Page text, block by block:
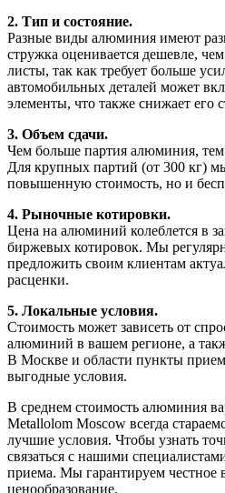
2. Тип и состояние.
Разные виды алюминия имеют
стружка оценивается дешевле,
листы, так как требует больше
автомобильных деталей может
элементы, что также снижает его
3. Объем сдачи.
Чем больше партия алюминия,
Для крупных партий (от 300 кг)
повышенную стоимость, но и
4. Рыночные котировки.
Цена на алюминий колеблется в
биржевых котировок. Мы
предложить своим клиентам
расценки.
5. Локальные условия.
Стоимость может зависеть от
алюминий в вашем регионе, а
В Москве и области пункты
выгодные условия.
В среднем стоимость алюминия
Metallolom Moscow всегда
лучшие условия. Чтобы узнать
связаться с нашими
приема. Мы гарантируем честное
ценообразование.